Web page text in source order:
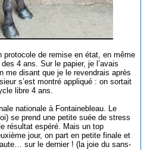
de remise en état, en même
4 ans. Sur le papier, je l’avais
me disant que je le revendrais après
s’est montré appliqué : on sortait
libre 4 ans.
nationale à Fontainebleau. Le
se prend une petite suée de stress
résultat espéré. Mais un top
jour, on part en petite finale et
sur le dernier ! (la joie du sans-